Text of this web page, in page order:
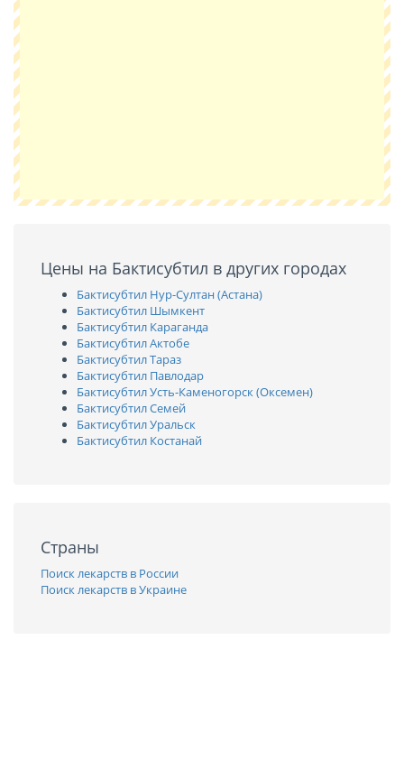
Цены на Бактисубтил в других городах
Бактисубтил Нур-Султан (Астана)
Бактисубтил Шымкент
Бактисубтил Караганда
Бактисубтил Актобе
Бактисубтил Тараз
Бактисубтил Павлодар
Бактисубтил Усть-Каменогорск (Оксемен)
Бактисубтил Семей
Бактисубтил Уральск
Бактисубтил Костанай
Страны
Поиск лекарств в России
Поиск лекарств в Украине